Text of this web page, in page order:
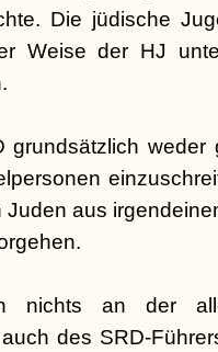
Die jüdische
Weise der HJ
grundsätzlich weder
aus
nichts an der
des SRD-